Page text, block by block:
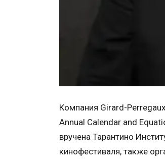
Компания Girard-
Annual Calendar and
вручена Тарантино
кинофестиваля, также